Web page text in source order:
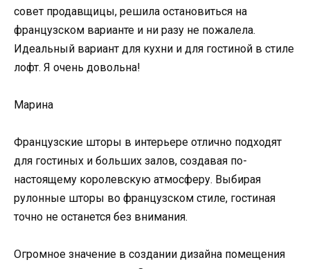
совет продавщицы, решила остановиться на
французском варианте и ни разу не пожалела.
Идеальный вариант для кухни и для гостиной в стиле
лофт. Я очень довольна!
Марина
Французские шторы в интерьере отлично подходят
для гостиных и больших залов, создавая по-
настоящему королевскую атмосферу. Выбирая
рулонные шторы во французском стиле, гостиная
точно не останется без внимания.
Огромное значение в создании дизайна помещения